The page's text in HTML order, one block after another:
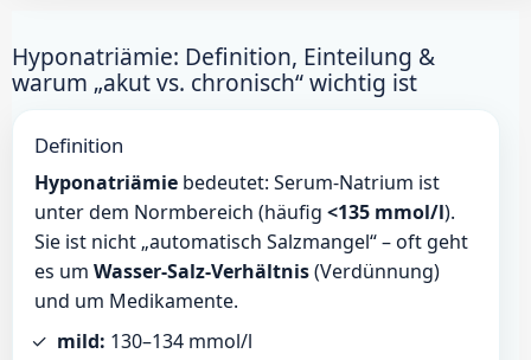
Hyponatriämie: Definition, Einteilung &
warum „akut vs. chronisch“ wichtig ist
Definition
Hyponatriämiebedeutet: Serum-Natrium ist
unter dem Normbereich (häufig <135 mmol/l).
Sie ist nicht „automatisch Salzmangel“ – oft geht
es um Wasser-Salz-Verhältnis(Verdünnung)
und um Medikamente.
mild: 130–134 mmol/l